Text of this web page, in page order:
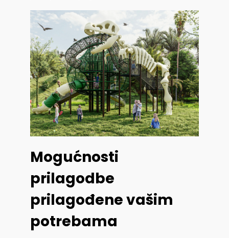
Mogućnosti
prilagodbe
prilagođene vašim
potrebama